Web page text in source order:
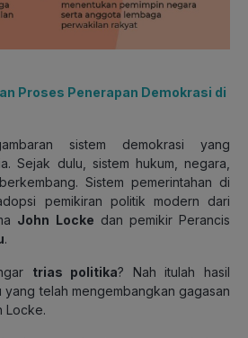
Proses Penerapan Demokrasi di
sistem demokrasi yang
Sejak dulu, sistem hukum, negara,
Sistem pemerintahan di
pemikiran politik modern dari
John Locke dan pemikir Perancis
.
trias politika? Nah itulah hasil
yang telah mengembangkan gagasan
Locke.